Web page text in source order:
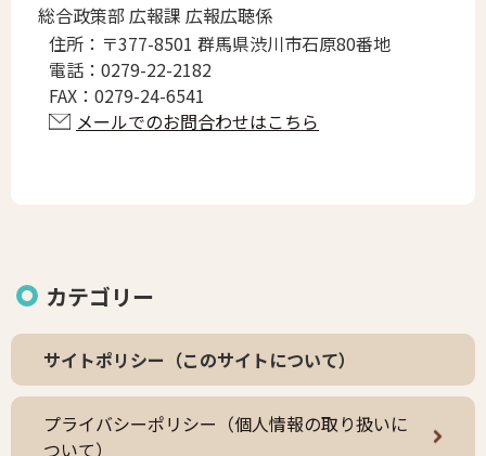
総合政策部 広報課 広報広聴係
住所： 〒377-8501 群馬県渋川市石原80番地
電話： 0279-22-2182
FAX： 0279-24-6541
メールでのお問合わせはこちら
カテゴリー
サイトポリシー（このサイトについて）
プライバシーポリシー（個人情報の取り扱いに
ついて）